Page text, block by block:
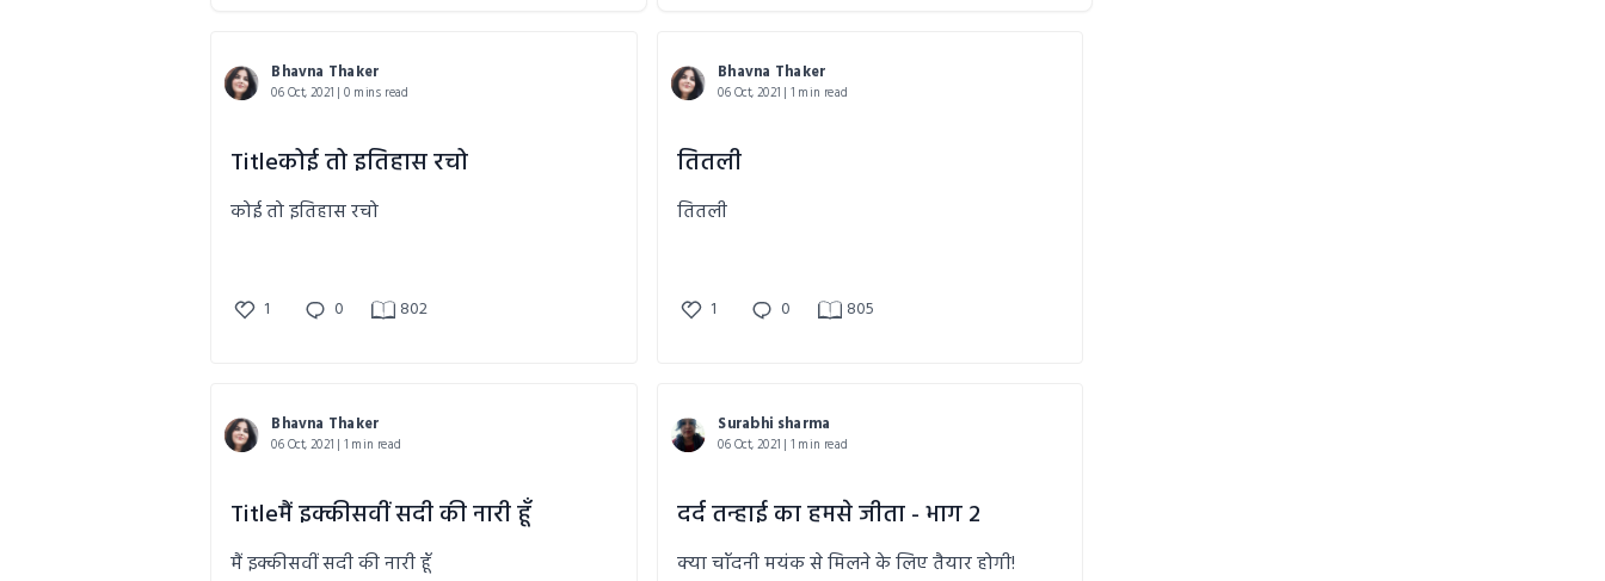
Bhavna Thaker
06 Oct, 2021 | 0 mins read
Titleकोई तो इतिहास रचो
कोई तो इतिहास रचो
1 0 802
Bhavna Thaker
06 Oct, 2021 | 1 min read
तितली
तितली
1 0 805
Bhavna Thaker
06 Oct, 2021 | 1 min read
Titleमैं इक्कीसवीं सदी की नारी हूँ
मैं इक्कीसवीं सदी की नारी हूँ
Surabhi sharma
06 Oct, 2021 | 1 min read
दर्द तन्हाई का हमसे जीता - भाग 2
क्या चाँदनी मयंक से मिलने के लिए तैयार होगी!